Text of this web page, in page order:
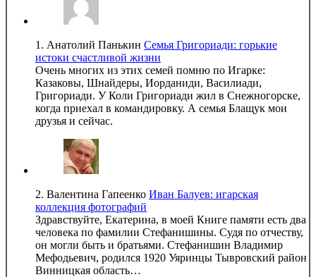
1. Анатолий Панькин Семья Григориади: горькие
истоки счастливой жизни
Очень многих из этих семей помню по Игарке:
Казаковы, Шнайдеры, Иорданиди, Василиади,
Григориади. У Коли Григориади жил в Снежногорске,
когда приехал в командировку. А семья Блащук мои
друзья и сейчас.
2. Валентина Гапеенко Иван Балуев: игарская
коллекция фотографий
Здравствуйте, Екатерина, в моей Книге памяти есть два
человека по фамилии Стефанишины. Судя по отчеству,
он могли быть и братьями. Стефанишин Владимир
Мефодьевич, родился 1920 Уяринцы Тывровский район
Винницкая область…